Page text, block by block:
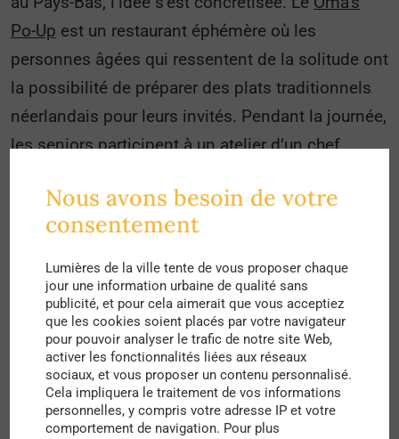
Po-Up est un restaurant éphémère où les
personnes âgées qui ressentent de la solitude ont
la possibilité de préparer des plats traditionnels
néerlandais pour leurs invités. Pendant la journée,
les seniors participent à un atelier d’un chef
préparer des repas pour un restaurant pleins
d’estomacs affamés. Une bonne opportunité pour
des personnes qui cuisinent souvent juste pour
elles-mêmes, de faire profiter les autres de leur
talent culinaire et de passer une journée
divertissante !
Barcelone, un service de la Mairie destiné à
combattre la solitude des personnes âgées dans
Nous avons besoin de votre
consentement
Lumières de la ville tente de vous proposer chaque
jour une information urbaine de qualité sans
publicité, et pour cela aimerait que vous acceptiez
que les cookies soient placés par votre navigateur
pour pouvoir analyser le trafic de notre site Web,
activer les fonctionnalités liées aux réseaux
sociaux, et vous proposer un contenu personnalisé.
Cela impliquera le traitement de vos informations
personnelles, y compris votre adresse IP et votre
comportement de navigation. Pour plus